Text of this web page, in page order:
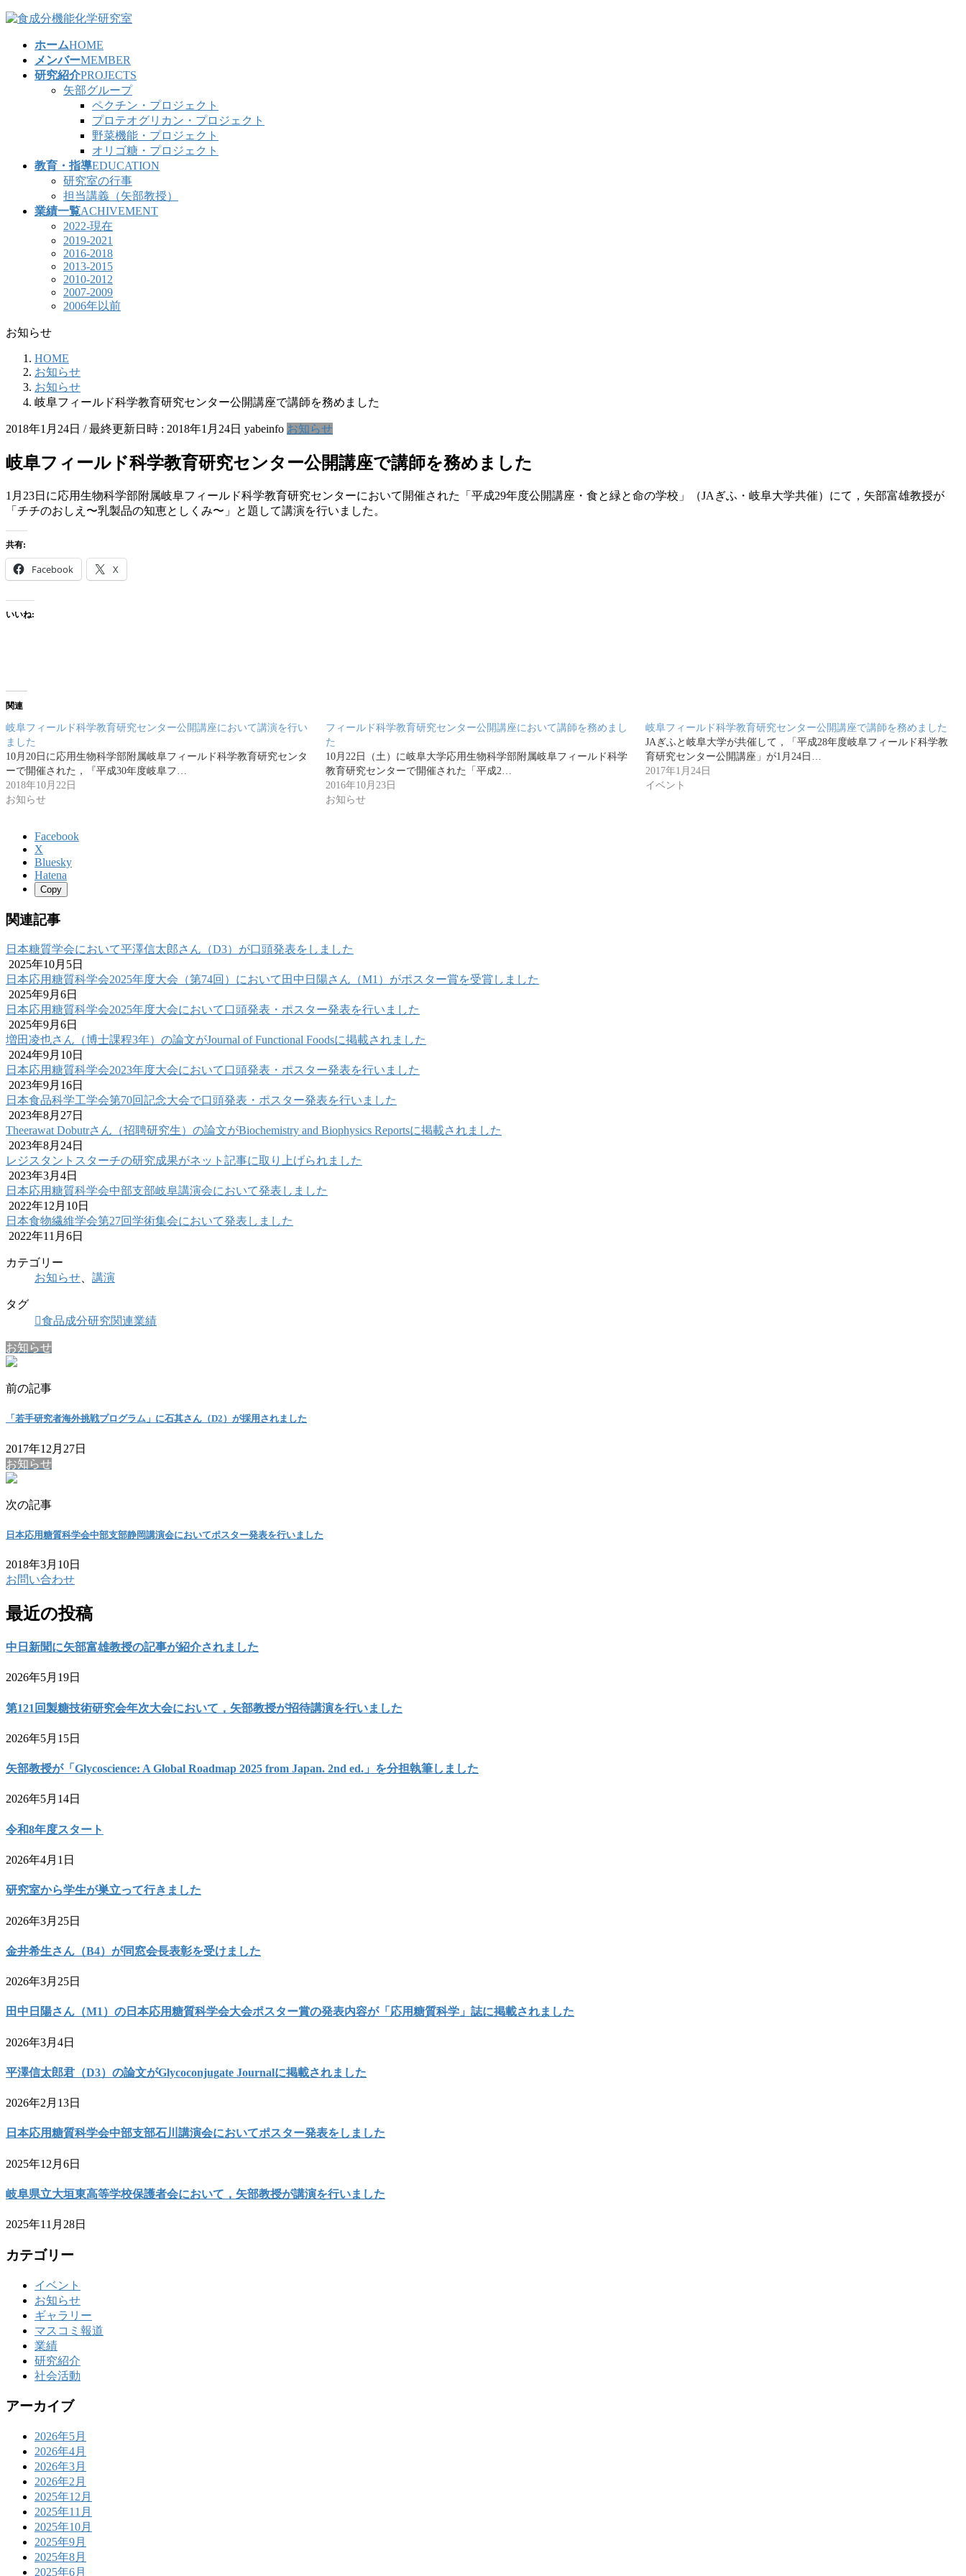
コ
ナ
ホームHOME
メンバーMEMBER
研究紹介PROJECTS
矢部グループ
ペクチン・プロジェクト
プロテオグリカン・プロジェクト
野菜機能・プロジェクト
オリゴ糖・プロジェクト
教育・指導EDUCATION
研究室の行事
担当講義（矢部教授）
業績一覧ACHIVEMENT
2022-現在
2019-2021
2016-2018
2013-2015
2010-2012
2007-2009
2006年以前
お知らせ
HOME
お知らせ
お知らせ
岐阜フィールド科学教育研究センター公開講座で講師を務めました
2018年1月24日 / 最終更新日時 : 2018年1月24日 yabeinfo お知らせ
岐阜フィールド科学教育研究センター公開講座で講師を務めました
1月23日に応用生物科学部附属岐阜フィールド科学教育研究センターにおいて開催された「平成29年度公開講座・食と緑と命の学校」（JAぎふ・岐阜大学共催）にて，矢部富雄教授が
「チチのおしえ〜乳製品の知恵としくみ〜」と題して講演を行いました。
共有:
Facebook X
いいね:
関連
岐阜フィールド科学教育研究センター公開講座において講演を行い
ました
10月20日に応用生物科学部附属岐阜フィールド科学教育研究センタ
ーで開催された，『平成30年度岐阜フ…
2018年10月22日
お知らせ
フィールド科学教育研究センター公開講座において講師を務めまし
た
10月22日（土）に岐阜大学応用生物科学部附属岐阜フィールド科学
教育研究センターで開催された「平成2…
2016年10月23日
お知らせ
岐阜フィールド科学教育研究センター公開講座で講師を務めました
JAぎふと岐阜大学が共催して，「平成28年度岐阜フィールド科学教
育研究センター公開講座」が1月24日…
2017年1月24日
イベント
Facebook
X
Bluesky
Hatena
Copy
関連記事
日本糖質学会において平澤信太郎さん（D3）が口頭発表をしました
2025年10月5日
日本応用糖質科学会2025年度大会（第74回）において田中日陽さん（M1）がポスター賞を受賞しました
2025年9月6日
日本応用糖質科学会2025年度大会において口頭発表・ポスター発表を行いました
2025年9月6日
増田凌也さん（博士課程3年）の論文がJournal of Functional Foodsに掲載されました
2024年9月10日
日本応用糖質科学会2023年度大会において口頭発表・ポスター発表を行いました
2023年9月16日
日本食品科学工学会第70回記念大会で口頭発表・ポスター発表を行いました
2023年8月27日
Theerawat Dobutrさん（招聘研究生）の論文がBiochemistry and Biophysics Reportsに掲載されました
2023年8月24日
レジスタントスターチの研究成果がネット記事に取り上げられました
2023年3月4日
日本応用糖質科学会中部支部岐阜講演会において発表しました
2022年12月10日
日本食物繊維学会第27回学術集会において発表しました
2022年11月6日
カテゴリー
お知らせ
講演
タグ
食品成分研究関連業績
お知らせ
前の記事
「若手研究者海外挑戦プログラム」に石其さん（D2）が採用されました
2017年12月27日
お知らせ
次の記事
日本応用糖質科学会中部支部静岡講演会においてポスター発表を行いました
2018年3月10日
お問い合わせ
最近の投稿
中日新聞に矢部富雄教授の記事が紹介されました
2026年5月19日
第121回製糖技術研究会年次大会において，矢部教授が招待講演を行いました
2026年5月15日
矢部教授が「Glycoscience: A Global Roadmap 2025 from Japan. 2nd ed.」を分担執筆しました
2026年5月14日
令和8年度スタート
2026年4月1日
研究室から学生が巣立って行きました
2026年3月25日
金井希生さん（B4）が同窓会長表彰を受けました
2026年3月25日
田中日陽さん（M1）の日本応用糖質科学会大会ポスター賞の発表内容が「応用糖質科学」誌に掲載されました
2026年3月4日
平澤信太郎君（D3）の論文がGlycoconjugate Journalに掲載されました
2026年2月13日
日本応用糖質科学会中部支部石川講演会においてポスター発表をしました
2025年12月6日
岐阜県立大垣東高等学校保護者会において，矢部教授が講演を行いました
2025年11月28日
カテゴリー
イベント
お知らせ
ギャラリー
マスコミ報道
業績
研究紹介
社会活動
アーカイブ
2026年5月
2026年4月
2026年3月
2026年2月
2025年12月
2025年11月
2025年10月
2025年9月
2025年8月
2025年6月